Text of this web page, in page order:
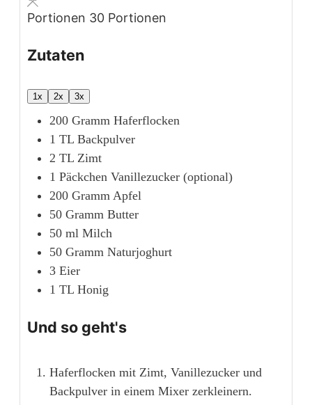
Portionen 30 Portionen
Zutaten
1x 2x 3x
200 Gramm Haferflocken
1 TL Backpulver
2 TL Zimt
1 Päckchen Vanillezucker (optional)
200 Gramm Apfel
50 Gramm Butter
50 ml Milch
50 Gramm Naturjoghurt
3 Eier
1 TL Honig
Und so geht's
Haferflocken mit Zimt, Vanillezucker und
Backpulver in einem Mixer zerkleinern.